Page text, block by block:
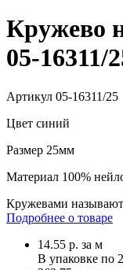
Кружево
05-16311/
Артикул 05-16311/25
Цвет синий
Размер 25мм
Материал 100%
Кружевами
Подробнее о товаре
14.55 р. за м
В упаковке по